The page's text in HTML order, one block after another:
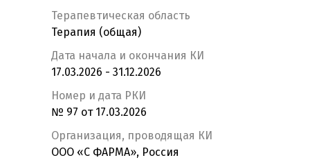
Терапевтическая область
Терапия (общая)
Дата начала и окончания КИ
17.03.2026 - 31.12.2026
Номер и дата РКИ
№ 97 от 17.03.2026
Организация, проводящая КИ
ООО «С ФАРМА», Россия